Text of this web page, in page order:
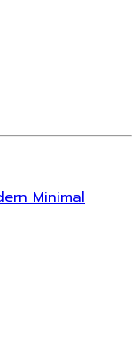
Minimal